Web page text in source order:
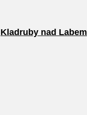
Kladruby nad Labem